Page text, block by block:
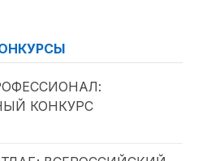
КОНКУРС